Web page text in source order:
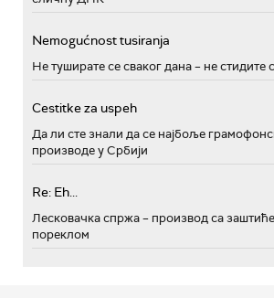
Nemogućnost tusiranja
Не туширате се сваког дана – не стидите
Cestitke za uspeh
Да ли сте знали да се најбоље
производе у Србији
Re: Eh...
Лесковачка спржа – производ са
пореклом